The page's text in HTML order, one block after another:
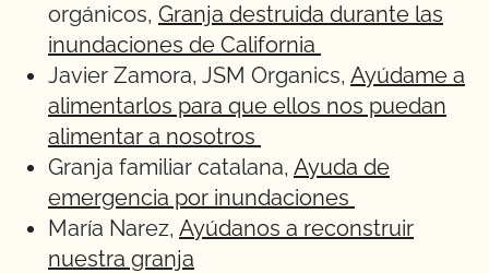
orgánicos, Granja destruida durante las
inundaciones de California
Javier Zamora, JSM Organics, Ayúdame a
alimentarlos para que ellos nos puedan
alimentar a nosotros
Granja familiar catalana, Ayuda de
emergencia por inundaciones
María Narez, Ayúdanos a reconstruir
nuestra granja